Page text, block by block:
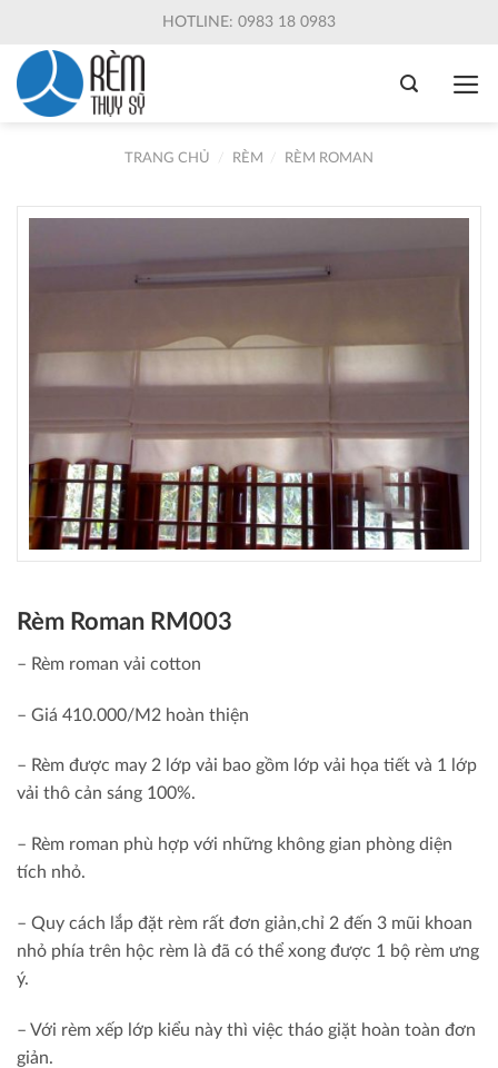
content
HOTLINE: 0983 18 0983
TRANG CHỦ RÈM RÈM ROMAN
Rèm Roman RM003
– Rèm roman vải cotton
– Giá 410.000/M2 hoàn thiện
– Rèm được may 2 lớp vải bao gồm lớp vải họa tiết và 1 lớp
vải thô cản sáng 100%.
– Rèm roman phù hợp với những không gian phòng diện
tích nhỏ.
– Quy cách lắp đặt rèm rất đơn giản,chỉ 2 đến 3 mũi khoan
nhỏ phía trên hộc rèm là đã có thể xong được 1 bộ rèm ưng
ý.
– Với rèm xếp lớp kiểu này thì việc tháo giặt hoàn toàn đơn
giản.